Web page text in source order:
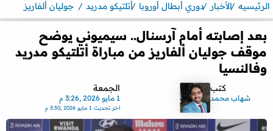
الرئيسيه الأخبار دوري أبطال أوروبا أتلتيكو مدريد جوليان ألفاريز
بعد إصابته أمام آرسنال.. سيميوني يوضح
موقف جوليان ألفاريز من مباراة أتلتيكو مدريد
وفالنسيا
كتب
شهاب محمد
الجمعة
1 مايو 2026 ,3:26 م
اخر تحديث 1 مايو 2026 ,3:30 م